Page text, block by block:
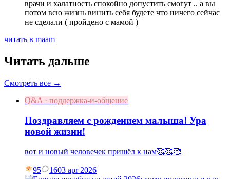
врачи и халатность спокойно допустить смогут .. а вы
потом всю жизнь винить себя будете что ничего сейчас
не сделали ( пройдено с мамой )
читать в maam
Читать дальше
Смотреть все →
Q&A · поддержка-и-общение
Поздравляем с рождением малыша! Ура
новой жизни!
вот и новый человечек пришёл к нам🥰🥰🥰
95 1603 apr 2026